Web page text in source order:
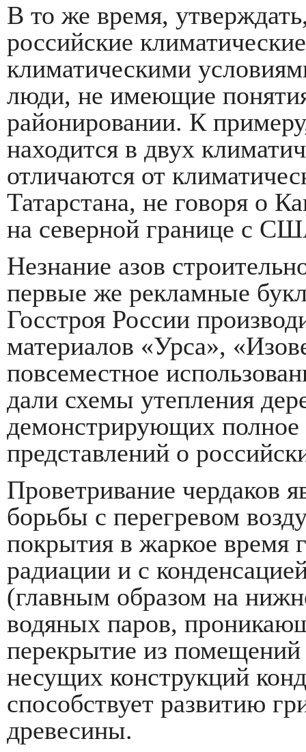
В то же время,
российские
климатическими
люди, не имеющие
районировании. К
находится в двух
отличаются от
Татарстана, не говоря о
на северной границе с
Незнание азов
первые же рекламные
Госстроя России
материалов «Урса»,
повсеместное
дали схемы утепления
демонстрирующих полное
представлений о
Проветривание чердаков
борьбы с перегревом
покрытия в жаркое время
радиации и с
(главным образом на
водяных паров,
перекрытие из
несущих конструкций
способствует развитию
древесины.